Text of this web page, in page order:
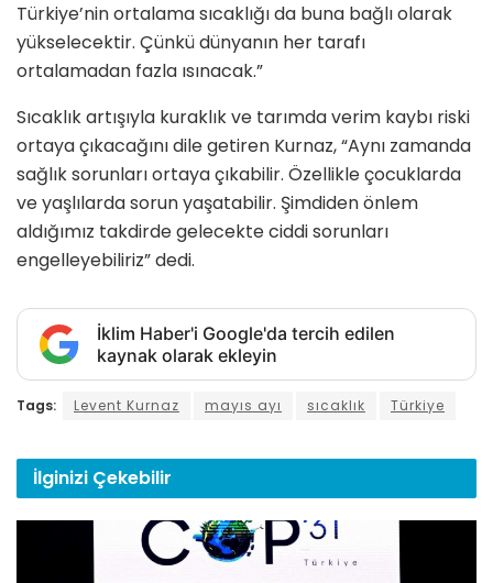
Türkiye’nin ortalama sıcaklığı da buna bağlı olarak
yükselecektir. Çünkü dünyanın her tarafı
ortalamadan fazla ısınacak.”
Sıcaklık artışıyla kuraklık ve tarımda verim kaybı riski
ortaya çıkacağını dile getiren Kurnaz, “Aynı zamanda
sağlık sorunları ortaya çıkabilir. Özellikle çocuklarda
ve yaşlılarda sorun yaşatabilir. Şimdiden önlem
aldığımız takdirde gelecekte ciddi sorunları
engelleyebiliriz” dedi.
İklim Haber'i Google'da tercih edilen
kaynak olarak ekleyin
Tags: Levent Kurnaz mayıs ayı sıcaklık Türkiye
İlginizi Çekebilir